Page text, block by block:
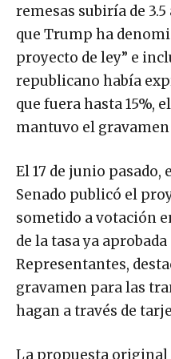
remesas subiría de
que Trump ha
proyecto de ley” e
republicano había
que fuera hasta 15%,
mantuvo el gravamen
El 17 de junio pasado,
Senado publicó el
sometido a votación
de la tasa ya
Representantes,
gravamen para las
hagan a través de
La propuesta